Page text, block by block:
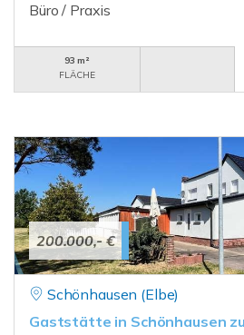
Büro / Praxis
93 m²
FLÄCHE
200.000,- €
Schönhausen (Elbe)
Gaststätte in Schönhausen